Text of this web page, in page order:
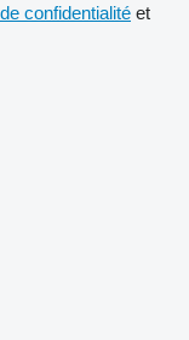
confidentialité et